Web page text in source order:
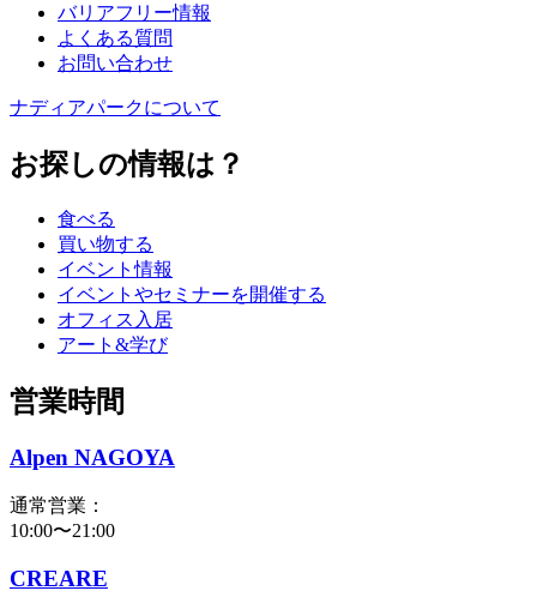
バリアフリー情報
よくある質問
お問い合わせ
ナディアパークについて
お探しの情報は？
食べる
買い物する
イベント情報
イベントやセミナーを開催する
オフィス入居
アート&学び
営業時間
Alpen NAGOYA
通常営業：
10:00〜21:00
CREARE